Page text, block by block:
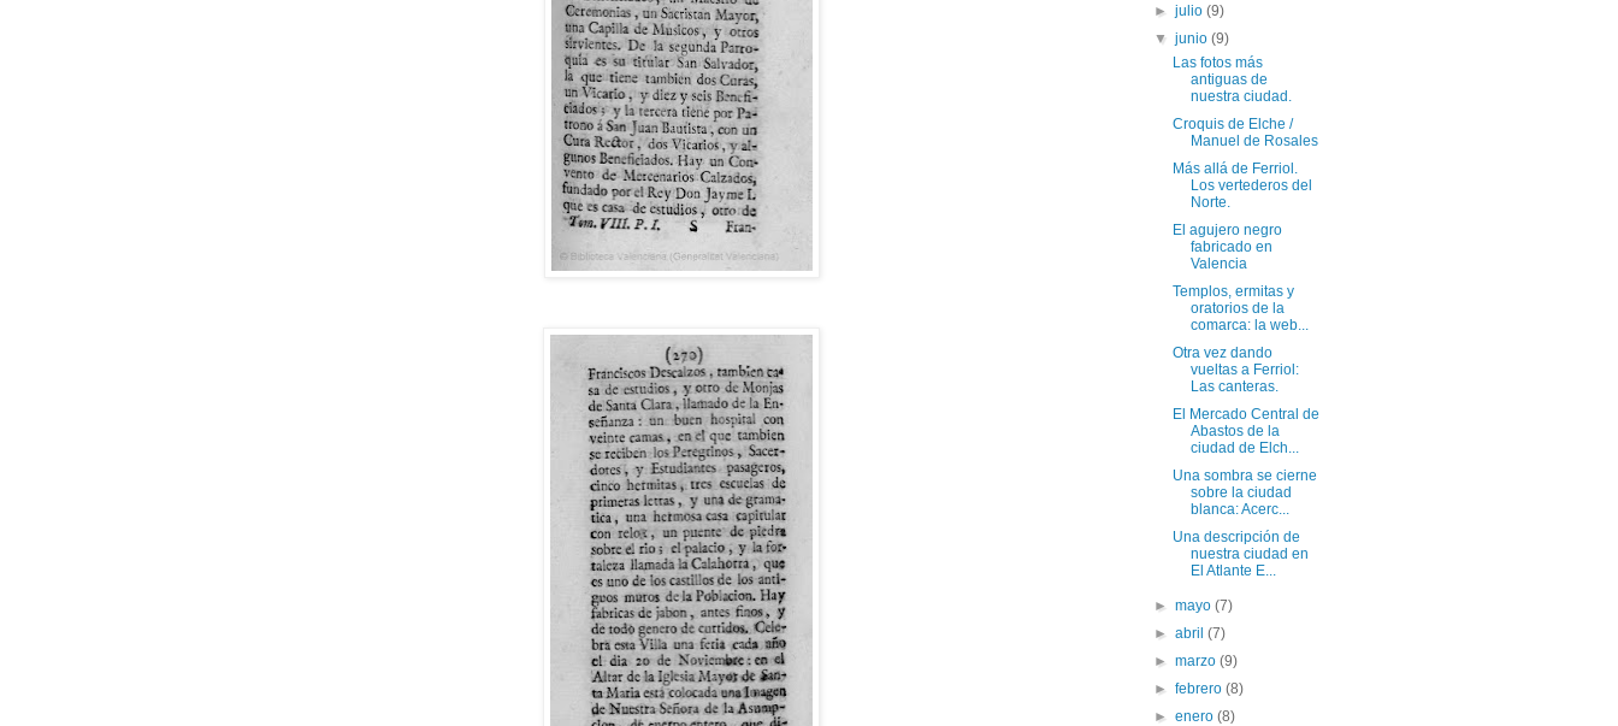
►julio(9)
▼junio(9)
Las fotos más
antiguas de
nuestra ciudad.
Croquis de Elche /
Manuel de Rosales
Más allá de Ferriol.
Los vertederos del
Norte.
El agujero negro
fabricado en
Valencia
Templos, ermitas y
oratorios de la
comarca: la web...
Otra vez dando
vueltas a Ferriol:
Las canteras.
El Mercado Central de
Abastos de la
ciudad de Elch...
Una sombra se cierne
sobre la ciudad
blanca: Acerc...
Una descripción de
nuestra ciudad en
El Atlante E...
►mayo(7)
►abril(7)
►marzo(9)
►febrero(8)
►enero(8)